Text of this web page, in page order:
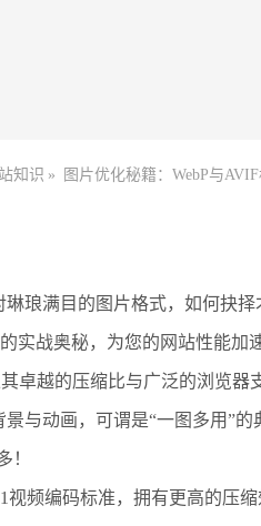
知识 » 图片优化秘籍：WebP与
琅满目的图片格式，如何抉择
实战奥秘，为您的网站性能加速
卓越的压缩比与广泛的浏览器
与动画，可谓是“一图多用”的
！
频编码标准，拥有更高的压